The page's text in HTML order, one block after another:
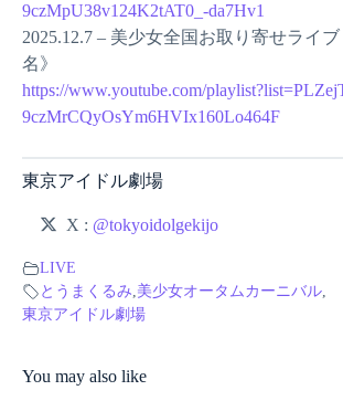
9czMpU38v124K2tAT0_-da7Hv1
2025.12.7 – 美少女全国お取り寄せライ
名》
https://www.youtube.com/
9czMrCQyOsYm6HVIx160Lo464F
東京アイドル劇場
X : @tokyoidolgekijo
LIVE
とうまくるみ 美少女オータムカーニバル
東京アイドル劇場
You may also like